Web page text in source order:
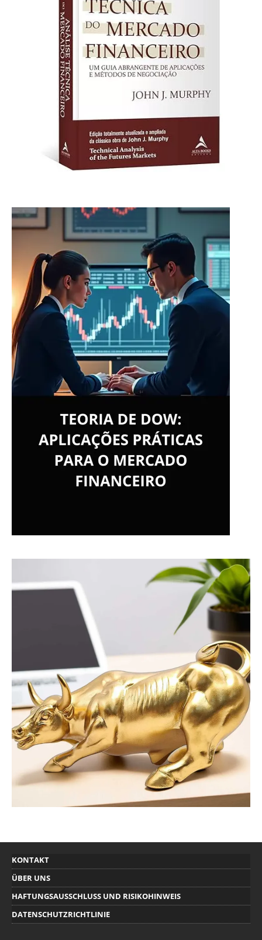
KONTAKT
ÜBER UNS
HAFTUNGSAUSSCHLUSS UND RISIKOHINWEIS
DATENSCHUTZRICHTLINIE